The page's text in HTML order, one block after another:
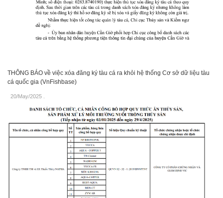
THÔNG BÁO về việc xóa đăng ký tàu cá ra khỏi hệ thống Cơ sở dữ liệu tàu
cá quốc gia (VnFishbase)
20/May/2025